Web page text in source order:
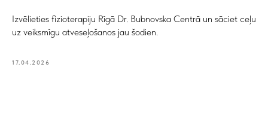
Izvēlieties fizioterapiju Rīgā Dr. Bubnovska Centrā un sāciet ceļu
uz veiksmīgu atveseļošanos jau šodien.
17.04.2026